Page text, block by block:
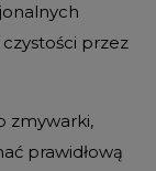
przez
zmywarki,
prawidłową